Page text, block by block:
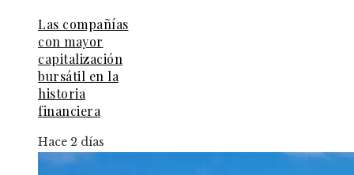
Las compañías
con mayor
capitalización
bursátil en la
historia
financiera
Hace 2 días